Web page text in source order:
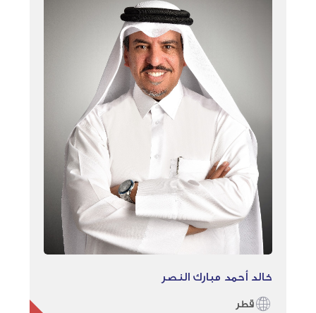
خالد أحمد مبارك النصر
قطر